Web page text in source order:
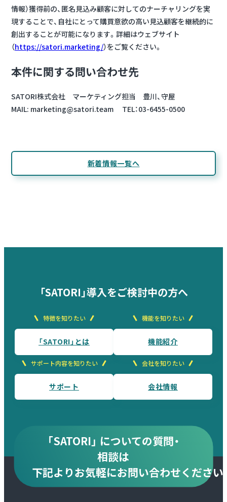
情報）獲得前の、匿名見込み顧客に対してのナーチャリングを実
現することで、自社にとって購買意欲の高い見込顧客を継続的に
創出することが可能になります。詳細はウェブサイト
（https://satori.marketing/）をご覧ください。
本件に関する問い合わせ先
SATORI株式会社 マーケティング担当 豊川、守屋
MAIL: marketing@satori.team TEL：03-6455-0500
新着情報一覧へ
「SATORI」導入をご検討中の方へ
特徴を知りたい
「SATORI」とは
機能を知りたい
機能紹介
サポート内容を知りたい
サポート
会社を知りたい
会社情報
「SATORI」 についての質問・
相談は
下記よりお気軽にお問い合わせください